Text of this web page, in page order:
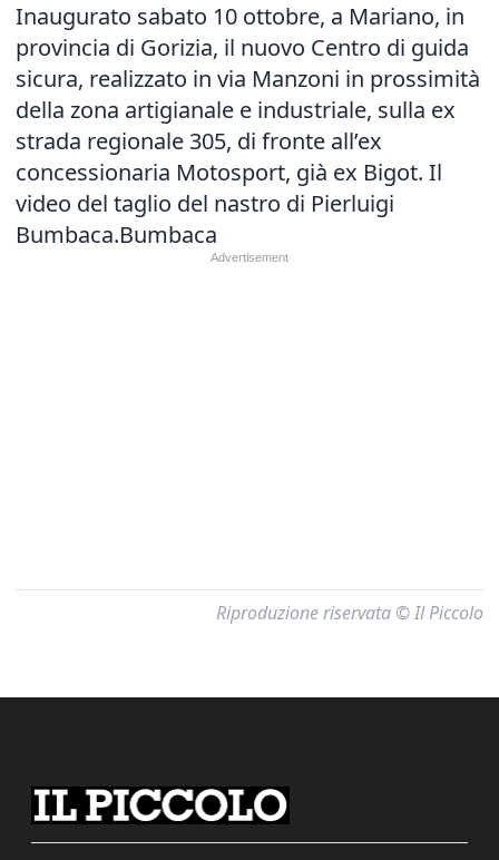
Inaugurato sabato 10 ottobre, a Mariano, in
provincia di Gorizia, il nuovo Centro di guida
sicura, realizzato in via Manzoni in prossimità
della zona artigianale e industriale, sulla ex
strada regionale 305, di fronte all’ex
concessionaria Motosport, già ex Bigot. Il
video del taglio del nastro di Pierluigi
Bumbaca.Bumbaca
Riproduzione riservata © Il Piccolo